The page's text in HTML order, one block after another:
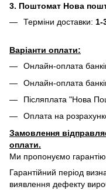
3. Поштомат Нова
Терміни доставки: 1-
Варіанти оплати:
Онлайн-оплата
Онлайн-оплата
Післяплата "Нова
Оплата на
Замовлення
оплати.
Ми пропонуємо гарантію
Гарантійний період
виявлення дефекту